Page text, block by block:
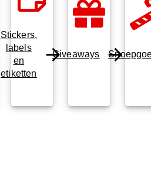
Stickers,
labels
en
etiketten
Giveaways